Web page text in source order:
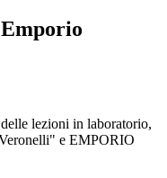
lezioni in laboratorio,
e EMPORIO